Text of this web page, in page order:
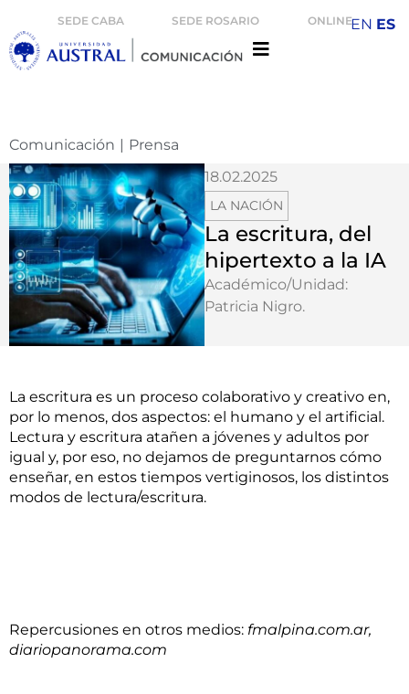
SEDE CABA SEDE ROSARIO ONLINE
Comunicación
Prensa
18.02.2025
LA NACIÓN
La escritura, del
hipertexto a la IA
Académico/Unidad:
Patricia Nigro.
La escritura es un proceso colaborativo y creativo en,
por lo menos, dos aspectos: el humano y el artificial.
Lectura y escritura atañen a jóvenes y adultos por
igual y, por eso, no dejamos de preguntarnos cómo
enseñar, en estos tiempos vertiginosos, los distintos
modos de lectura/escritura.
Repercusiones en otros medios: fmalpina.com.ar,
diariopanorama.com
EN ES